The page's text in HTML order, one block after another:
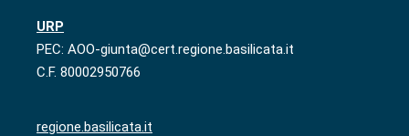
URP
PEC: AOO-giunta@cert.regione.basilicata.it
C.F. 80002950766
regione.basilicata.it